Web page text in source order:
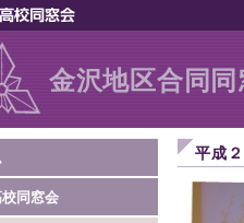
金沢地区合同
同窓会
平成